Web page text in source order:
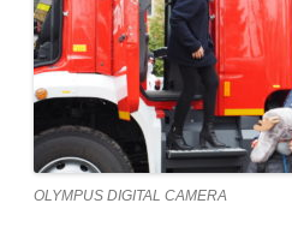
OLYMPUS DIGITAL CAMERA